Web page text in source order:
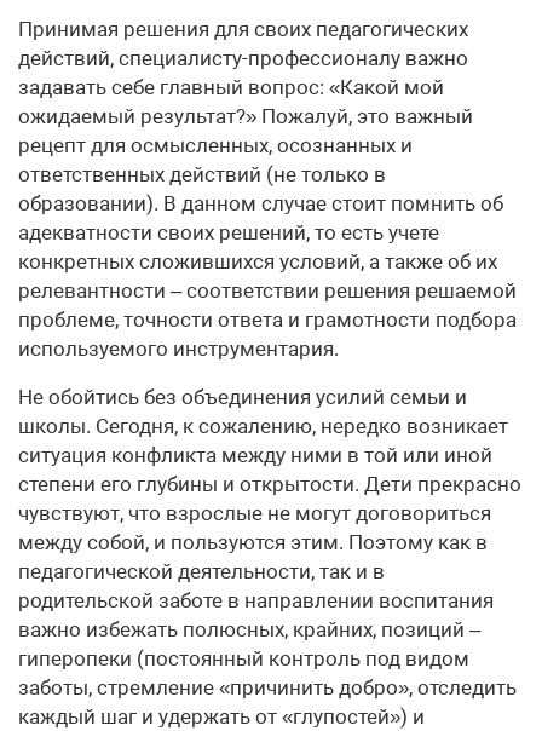
Принимая решения для своих педагогических
действий, специалисту-профессионалу важно
задавать себе главный вопрос: «Какой мой
ожидаемый результат?» Пожалуй, это важный
рецепт для осмысленных, осознанных и
ответственных действий (не только в
образовании). В данном случае стоит помнить об
адекватности своих решений, то есть учете
конкретных сложившихся условий, а также об их
релевантности – соответствии решения решаемой
проблеме, точности ответа и грамотности подбора
используемого инструментария.
Не обойтись без объединения усилий семьи и
школы. Сегодня, к сожалению, нередко возникает
ситуация конфликта между ними в той или иной
степени его глубины и открытости. Дети прекрасно
чувствуют, что взрослые не могут договориться
между собой, и пользуются этим. Поэтому как в
педагогической деятельности, так и в
родительской заботе в направлении воспитания
важно избежать полюсных, крайних, позиций –
гипер­опеки (постоянный контроль под видом
заботы, стремление «причинить добро», отследить
каждый шаг и удержать от «глупостей») и